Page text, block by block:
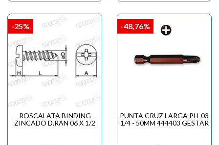
ROSCALATA BINDING
ZINCADO D.RAN 06 X 1/2
-25%
PUNTA CRUZ LARGA PH-03
1/4 - 50MM 444403 GESTAR
-48,76%